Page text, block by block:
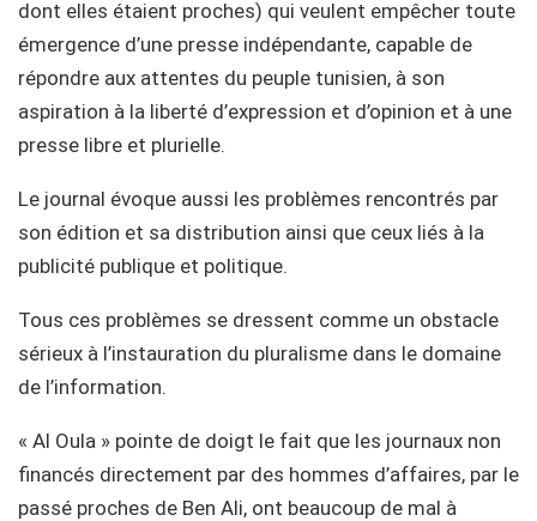
dont elles étaient proches) qui veulent empêcher toute
émergence d’une presse indépendante, capable de
répondre aux attentes du peuple tunisien, à son
aspiration à la liberté d’expression et d’opinion et à une
presse libre et plurielle.
Le journal évoque aussi les problèmes rencontrés par
son édition et sa distribution ainsi que ceux liés à la
publicité publique et politique.
Tous ces problèmes se dressent comme un obstacle
sérieux à l’instauration du pluralisme dans le domaine
de l’information.
« Al Oula » pointe de doigt le fait que les journaux non
financés directement par des hommes d’affaires, par le
passé proches de Ben Ali, ont beaucoup de mal à